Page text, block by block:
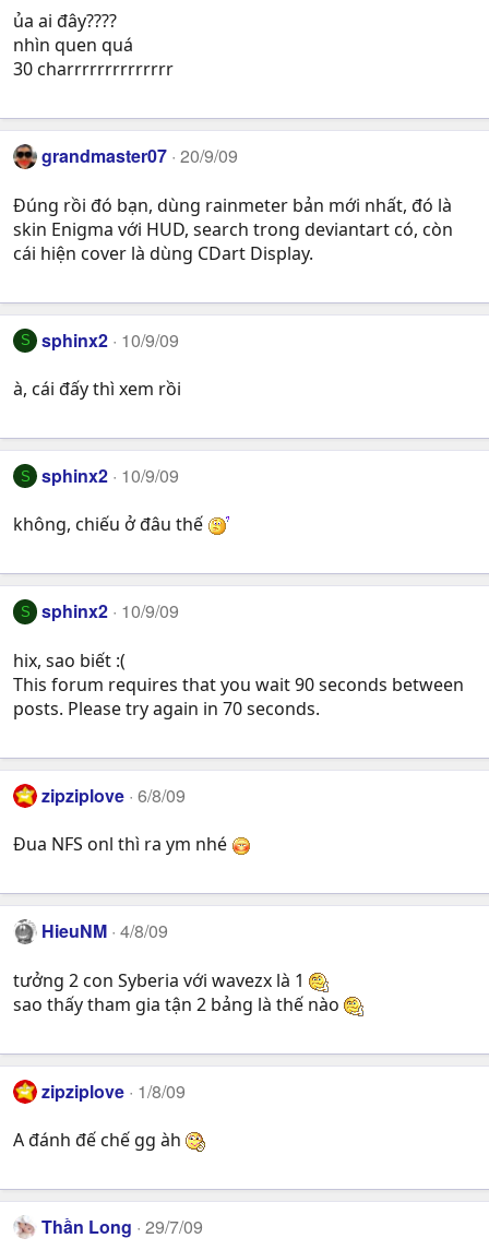
ủa ai đây????
nhìn quen quá
30 charrrrrrrrrrrrrr
grandmaster07 20/9/09
Đúng rồi đó bạn, dùng rainmeter bản mới nhất, đó là
skin Enigma với HUD, search trong deviantart có, còn
cái hiện cover là dùng CDart Display.
S sphinx2 10/9/09
à, cái đấy thì xem rồi
S sphinx2 10/9/09
không, chiếu ở đâu thế
S sphinx2 10/9/09
hix, sao biết :(
This forum requires that you wait 90 seconds between
posts. Please try again in 70 seconds.
zipziplove 6/8/09
Đua NFS onl thì ra ym nhé
HieuNM 4/8/09
tưởng 2 con Syberia với wavezx là 1
sao thấy tham gia tận 2 bảng là thế nào
zipziplove 1/8/09
A đánh đế chế gg àh
Thần Long 29/7/09